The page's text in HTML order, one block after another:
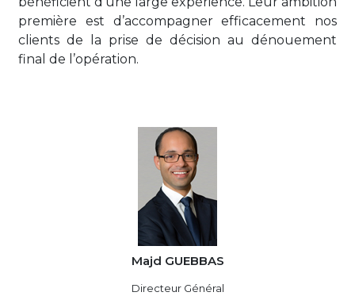
première est d’accompagner efficacement nos
clients de la prise de décision au dénouement
final de l’opération.
Majd GUEBBAS
Directeur Général